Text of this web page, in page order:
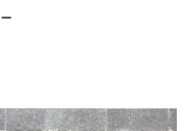
気に入り登録」を押すと登録した